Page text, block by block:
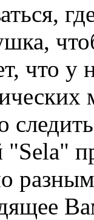
что у
"Sela"